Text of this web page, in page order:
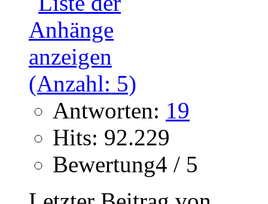
Antworten: 19
Hits: 92.229
Bewertung4 / 5